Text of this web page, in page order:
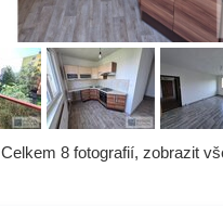
Celkem 8 fotografií, zobrazit